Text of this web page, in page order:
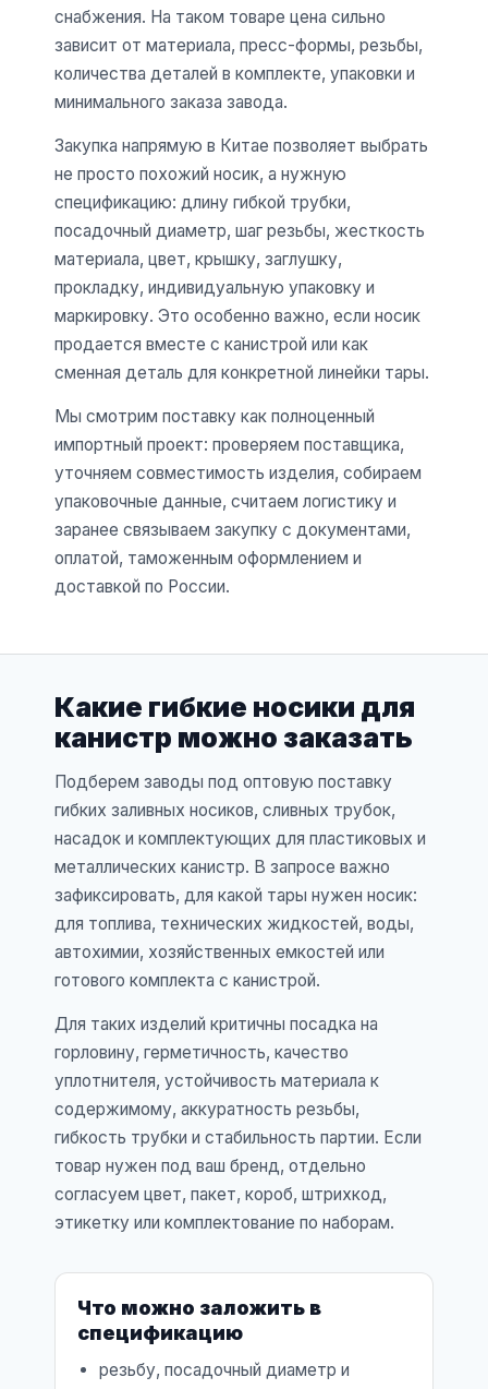
снабжения. На таком товаре цена сильно
зависит от материала, пресс-формы, резьбы,
количества деталей в комплекте, упаковки и
минимального заказа завода.
Закупка напрямую в Китае позволяет выбрать
не просто похожий носик, а нужную
спецификацию: длину гибкой трубки,
посадочный диаметр, шаг резьбы, жесткость
материала, цвет, крышку, заглушку,
прокладку, индивидуальную упаковку и
маркировку. Это особенно важно, если носик
продается вместе с канистрой или как
сменная деталь для конкретной линейки тары.
Мы смотрим поставку как полноценный
импортный проект: проверяем поставщика,
уточняем совместимость изделия, собираем
упаковочные данные, считаем логистику и
заранее связываем закупку с документами,
оплатой, таможенным оформлением и
доставкой по России.
Какие гибкие носики для
канистр можно заказать
Подберем заводы под оптовую поставку
гибких заливных носиков, сливных трубок,
насадок и комплектующих для пластиковых и
металлических канистр. В запросе важно
зафиксировать, для какой тары нужен носик:
для топлива, технических жидкостей, воды,
автохимии, хозяйственных емкостей или
готового комплекта с канистрой.
Для таких изделий критичны посадка на
горловину, герметичность, качество
уплотнителя, устойчивость материала к
содержимому, аккуратность резьбы,
гибкость трубки и стабильность партии. Если
товар нужен под ваш бренд, отдельно
согласуем цвет, пакет, короб, штрихкод,
этикетку или комплектование по наборам.
Что можно заложить в
спецификацию
резьбу, посадочный диаметр и